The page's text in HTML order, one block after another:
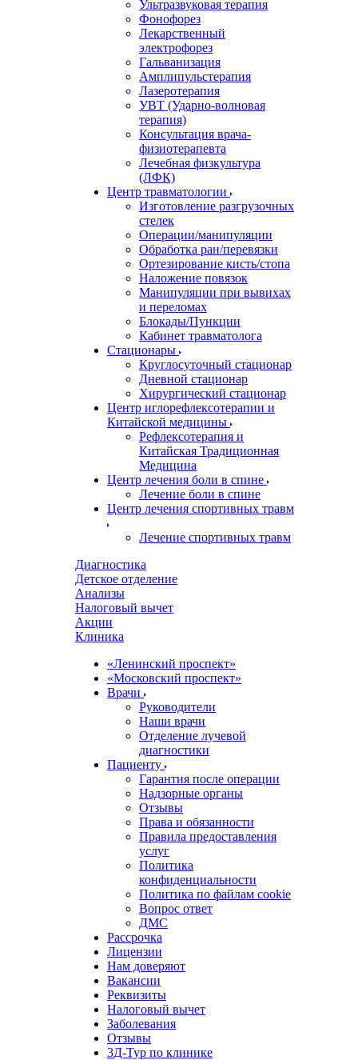
Ультразвуковая терапия
Фонофорез
Лекарственный
электрофорез
Гальванизация
Амплипульстерапия
Лазеротерапия
УВТ (Ударно-волновая
терапия)
Консультация врача-
физиотерапевта
Лечебная физкультура
(ЛФК)
Центр травматологии
Изготовление разгрузочных
стелек
Операции/манипуляции
Обработка ран/перевязки
Ортезирование кисть/стопа
Наложение повязок
Манипуляции при вывихах
и переломах
Блокады/Пункции
Кабинет травматолога
Стационары
Круглосуточный стационар
Дневной стационар
Хирургический стационар
Центр иглорефлексотерапии и
Китайской медицины
Рефлексотерапия и
Китайская Традиционная
Медицина
Центр лечения боли в спине
Лечение боли в спине
Центр лечения спортивных травм
Лечение спортивных травм
Диагностика
Детское отделение
Анализы
Налоговый вычет
Акции
Клиника
«Ленинский проспект»
«Московский проспект»
Врачи
Руководители
Наши врачи
Отделение лучевой
диагностики
Пациенту
Гарантия после операции
Надзорные органы
Отзывы
Права и обязанности
Правила предоставления
услуг
Политика
конфиденциальности
Политика по файлам cookie
Вопрос ответ
ДМС
Рассрочка
Лицензии
Нам доверяют
Вакансии
Реквизиты
Налоговый вычет
Заболевания
Отзывы
3Д-Тур по клинике